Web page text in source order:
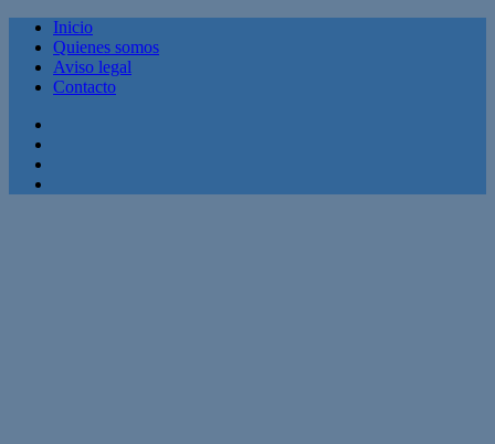
Inicio
Quienes somos
Aviso legal
Contacto